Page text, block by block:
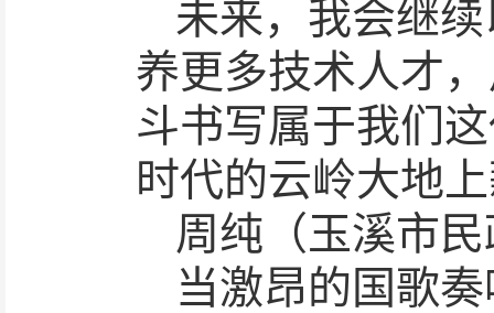
未来，我会继
养更多技术人才
斗书写属于我们
时代的云岭大地
周纯（玉溪市
当激昂的国歌